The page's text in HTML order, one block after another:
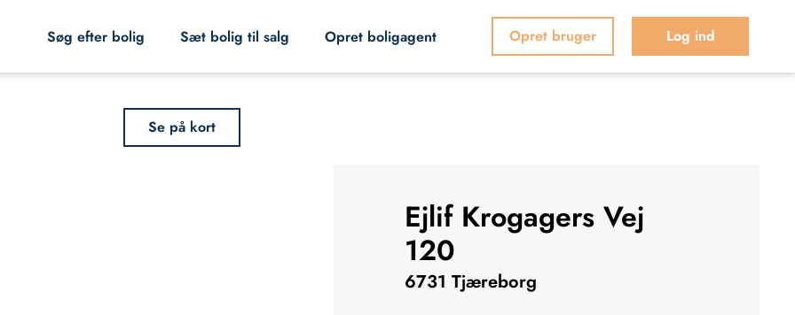
Opret bruger Log ind
Søg efter bolig Sæt bolig til salg Opret boligagent
Se på kort
Ejlif Krogagers Vej
120
6731 Tjæreborg